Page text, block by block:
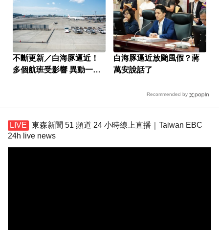
不斷更新／白海豚逼近！
多個航班受影響 異動一次
白海豚逼近放颱風假？蔣
萬安說話了
Recommended by
東森新聞 51 頻道 24 小時線上直播｜Taiwan EBC
24h live news